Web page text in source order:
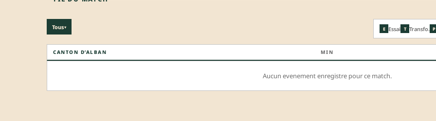
Tous▾ E Essai T Transfo. P
CANTON D’ALBAN MIN
Aucun evenement enregistre pour ce match.